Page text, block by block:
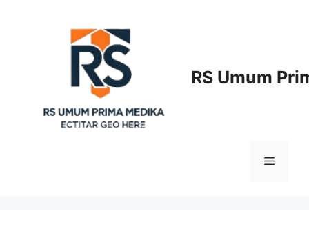
RS Umum
Menu